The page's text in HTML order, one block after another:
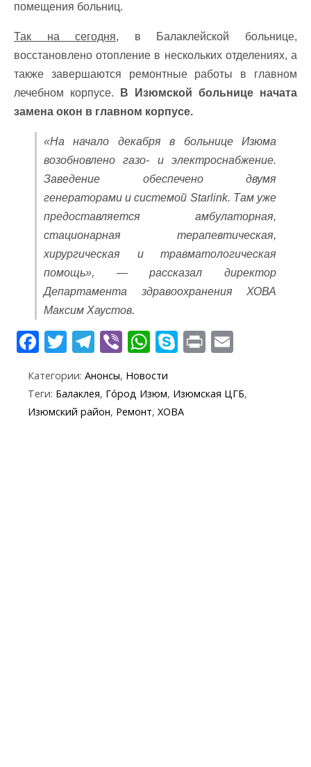
помещения больниц.
Так на сегодня, в Балаклейской больнице,
восстановлено отопление в нескольких отделениях, а
также завершаются ремонтные работы в главном
лечебном корпусе. В Изюмской больнице начата
замена окон в главном корпусе.
«На начало декабря в больнице Изюма
возобновлено газо- и электроснабжение.
Заведение обеспечено двумя
генераторами и системой Starlink. Там уже
предоставляется амбулаторная,
стационарная терапевтическая,
хирургическая и травматологическая
помощь», — рассказал директор
Департамента здравоохранения ХОВА
Максим Хаустов.
F
e
b
T
itt
er
T
e
gr
Vi
er
W
at
s
S
y
p
Pr
t ai
Категории: Анонсы, Новости
Теги: Балаклея, Го́род Изюм, Изюмская ЦГБ,
Изюмский район, Ремонт, ХОВА